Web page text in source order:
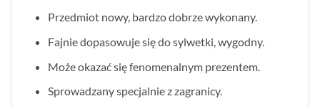
Przedmiot nowy, bardzo dobrze wykonany.
Fajnie dopasowuje się do sylwetki, wygodny.
Może okazać się fenomenalnym prezentem.
Sprowadzany specjalnie z zagranicy.